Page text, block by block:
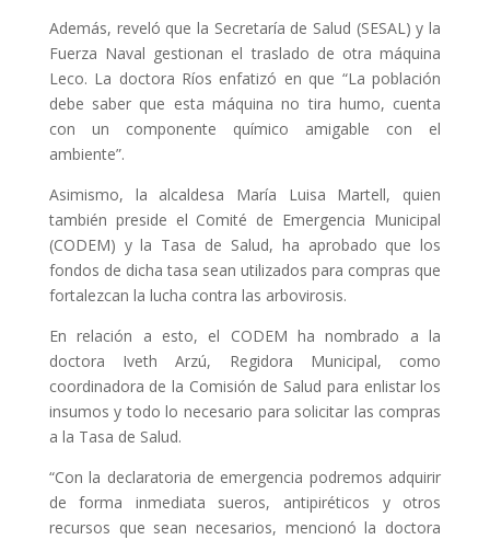
Además, reveló que la Secretaría de Salud (SESAL) y la
Fuerza Naval gestionan el traslado de otra máquina
Leco. La doctora Ríos enfatizó en que “La población
debe saber que esta máquina no tira humo, cuenta
con un componente químico amigable con el
ambiente”.
Asimismo, la alcaldesa María Luisa Martell, quien
también preside el Comité de Emergencia Municipal
(CODEM) y la Tasa de Salud, ha aprobado que los
fondos de dicha tasa sean utilizados para compras que
fortalezcan la lucha contra las arbovirosis.
En relación a esto, el CODEM ha nombrado a la
doctora Iveth Arzú, Regidora Municipal, como
coordinadora de la Comisión de Salud para enlistar los
insumos y todo lo necesario para solicitar las compras
a la Tasa de Salud.
“Con la declaratoria de emergencia podremos adquirir
de forma inmediata sueros, antipiréticos y otros
recursos que sean necesarios, mencionó la doctora